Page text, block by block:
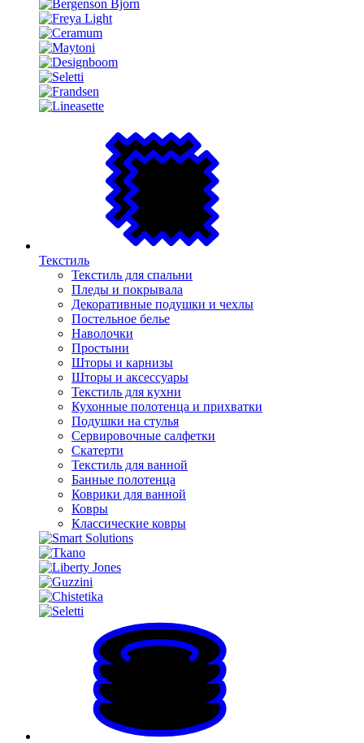
Текстиль
Текстиль для спальни
Пледы и покрывала
Декоративные подушки и чехлы
Постельное белье
Наволочки
Простыни
Шторы и карнизы
Шторы и аксессуары
Текстиль для кухни
Кухонные полотенца и прихватки
Подушки на стулья
Сервировочные салфетки
Скатерти
Текстиль для ванной
Банные полотенца
Коврики для ванной
Ковры
Классические ковры